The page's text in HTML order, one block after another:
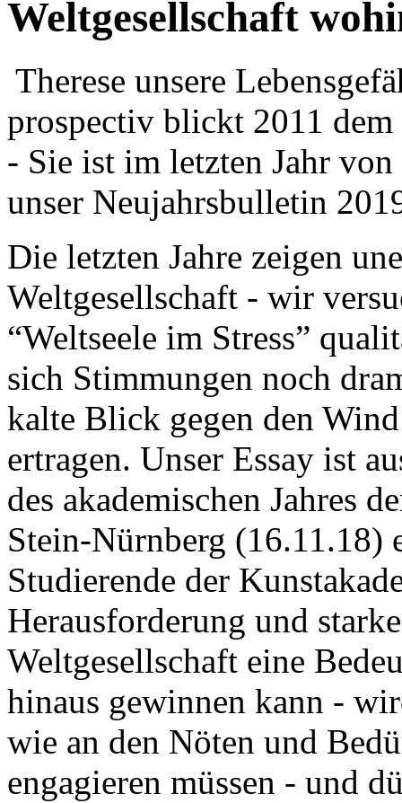
Weltgesellschaft
Therese unsere
prospectiv blickt 2011
- Sie ist im letzten Jahr
unser Neujahrsbulletin
Die letzten Jahre zeigen
Weltgesellschaft - wir
“Weltseele im Stress”
sich Stimmungen noch
kalte Blick gegen den
ertragen. Unser Essay ist
des akademischen Jahres
Stein-Nürnberg (16.11.18)
Studierende der
Herausforderung und
Weltgesellschaft eine
hinaus gewinnen kann -
wie an den Nöten und
engagieren müssen - und